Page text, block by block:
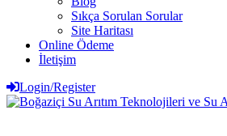
Sıkça Sorulan Sorular
Site Haritası
Online Ödeme
İletişim
Login/Register